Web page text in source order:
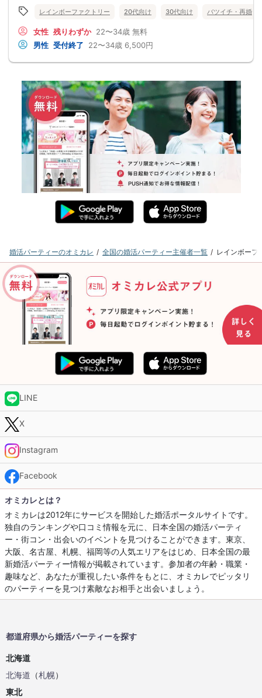
レインボーファクトリー 20代向け 30代向け バツイチ・再婚
女性 残りわずか 22〜34歳 無料
男性 受付終了 22〜34歳 6,500円
婚活パーティーのオミカレ 全国の婚活パーティー主催者一覧 レインボーフ
LINE
X
Instagram
Facebook
オミカレとは？
オミカレは2012年にサービスを開始した婚活ポータルサイトです。
独自のランキングや口コミ情報を元に、日本全国の婚活パーティ
ー・街コン・出会いのイベントを見つけることができます。東京、
大阪、名古屋、札幌、福岡等の人気エリアをはじめ、日本全国の最
新婚活パーティー情報が掲載されています。参加者の年齢・職業・
趣味など、あなたが重視したい条件をもとに、オミカレでピッタリ
のパーティーを見つけ素敵なお相手と出会いましょう。
都道府県から婚活パーティーを探す
北海道
北海道 （札幌）
東北